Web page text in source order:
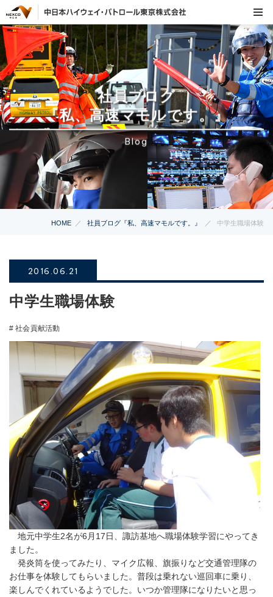
社員ブログ
『私、高速マモルです。』
Blog
HOME 社員ブログ『私、高速マモルです。』 中学生職場体験
2016.06.21
中学生職場体験
# 社会貢献活動
地元中学生2名が6月17日、諏訪基地へ職場体験学習にやってき
ました。
発炎筒を使ってみたり、マイク広報、旗振りなど交通管理隊の
お仕事を体験してもらいました。普段は乗れない巡回車に乗り、
楽しんでくれているようでした。いつか管理隊になりたいと思っ